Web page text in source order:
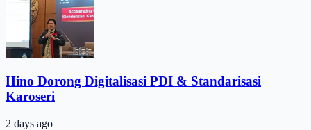
Hino Dorong Digitalisasi PDI & Standarisasi
Karoseri
2 days ago